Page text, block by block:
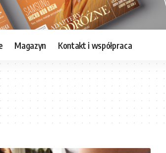
Magazyn Kontakt i współpraca